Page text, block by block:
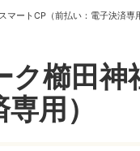
マートCP（前払い：電子決済専
ク櫛田
用）